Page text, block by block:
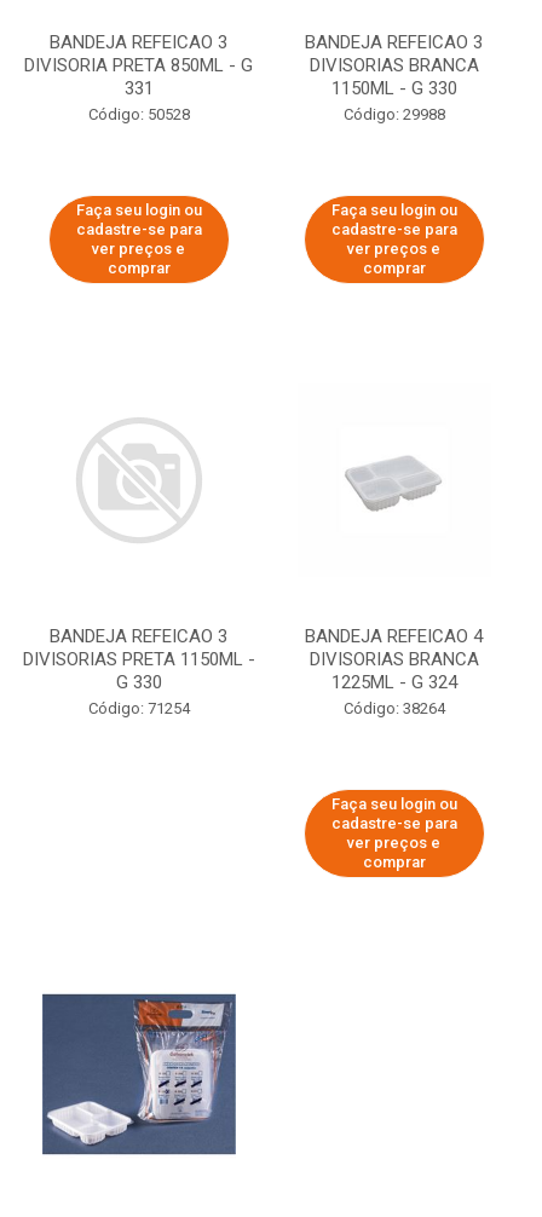
BANDEJA REFEICAO 3
DIVISORIA PRETA 850ML - G
331
Código: 50528
Faça seu login ou
cadastre-se para
ver preços e
comprar
BANDEJA REFEICAO 3
DIVISORIAS BRANCA
1150ML - G 330
Código: 29988
Faça seu login ou
cadastre-se para
ver preços e
comprar
BANDEJA REFEICAO 3
DIVISORIAS PRETA 1150ML -
G 330
Código: 71254
BANDEJA REFEICAO 4
DIVISORIAS BRANCA
1225ML - G 324
Código: 38264
Faça seu login ou
cadastre-se para
ver preços e
comprar